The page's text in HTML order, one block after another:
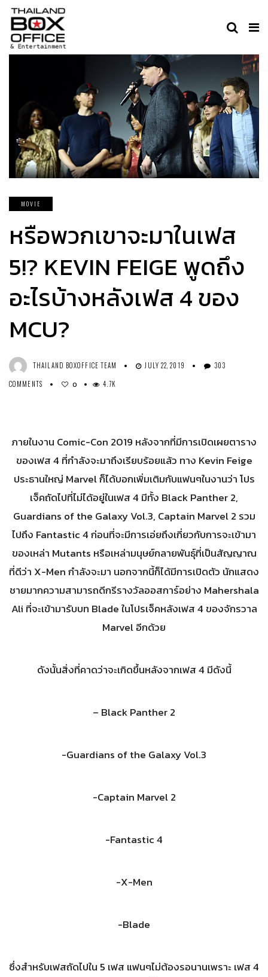
MOVIE
หรือพวกเขาจะมาในเฟส
5!? KEVIN FEIGE พูดถึง
อะไรบ้างหลังเฟส 4 ของ
MCU?
THAILAND BOXOFFICE TEAM JULY 22, 2019
303
COMMENTS
0 4.7K
ภายในงาน Comic-Con 2019 หลังจากที่มีการเปิดเผยตาราง
ของเฟส 4 ที่กำลังจะมาถึงเรียบร้อยแล้ว ทาง Kevin Feige
ประธานใหญ่ Marvel ก็ได้บอกเพิ่มเติมกับแฟนๆในงานว่า โปร
เจ็คถัดไปที่ไม่ได้อยู่ในเฟส 4 มีทั้ง Black Panther 2,
Guardians of the Galaxy Vol.3, Captain Marvel 2 รวม
ไปถึง Fantastic 4 ก่อนที่จะมีการเอ่ยถึงเกี่ยวกับการจะเข้ามา
ของเหล่า Mutants หรือเหล่ามนุษย์กลายพันธุ์ที่เป็นสัญญาณ
ที่ดีว่า X-Men กำลังจะมา นอกจากนี้ก็ได้มีการเปิดตัว นักแสดง
ชายมากความสามารถดีกรีรางวัลออสการ์อย่าง Mahershala
Ali ที่จะเข้ามารับบท Blade ในโปรเจ็คหลังเฟส 4 ของจักรวาล
Marvel อีกด้วย
ดังนั้นสิ่งที่คาดว่าจะเกิดขึ้นหลังจากเฟส 4 มีดังนี้
– Black Panther 2
-Guardians of the Galaxy Vol.3
-Captain Marvel 2
-Fantastic 4
-X-Men
-Blade
ซึ่งสำหรับเฟสถัดไปใน 5 เฟส แฟนๆไม่ต้องรอนานเพราะ เฟส 4